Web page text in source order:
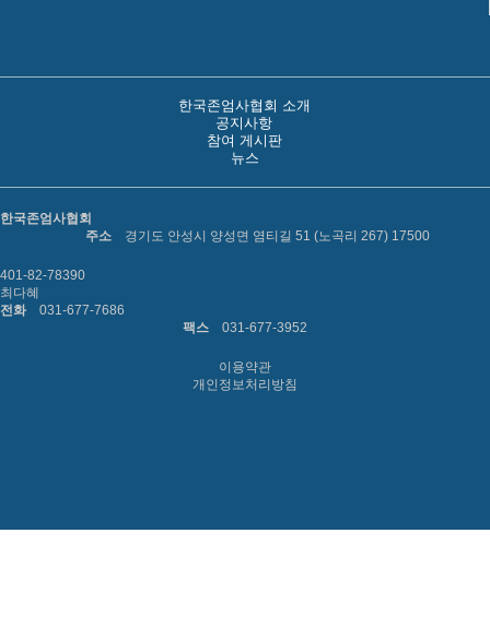
한국존엄사협회 소개
공지사항
참여 게시판
뉴스
한국존엄사협회
주소
경기도 안성시 양성면 염티길 51 (노곡리 267) 17500
401-82-78390
최다혜
전화
031-677-7686
팩스
031-677-3952
이용약관
개인정보처리방침